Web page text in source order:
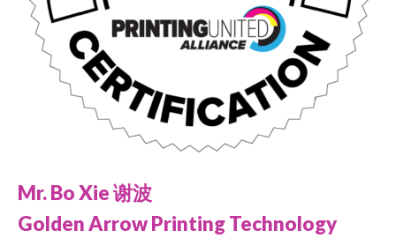
Mr. Bo Xie 谢波
Golden Arrow Printing Technology